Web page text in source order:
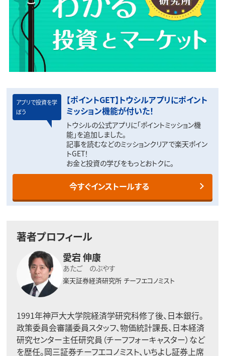
アプリで投資を学
ぼう
【ポイントGET】トウシルアプリにポイント
ミッション機能が付いた！
トウシルの公式アプリに「ポイントミッション機
能」を追加しました。
記事を読むなどのミッションクリアで楽天ポイン
トGET！
お金と投資の学びをもっとおトクに。
今すぐインストールする
著者プロフィール
愛宕 伸康
あたご のぶやす
楽天証券経済研究所 チーフエコノミスト
1991年神戸大大学院経済学研究科修了後、日本銀行。
政策委員会審議委員スタッフ、物価統計課長、日本経済
研究センター主任研究員（チーフフォーキャスター）など
を歴任。岡三証券チーフエコノミスト、いちよし証券上席